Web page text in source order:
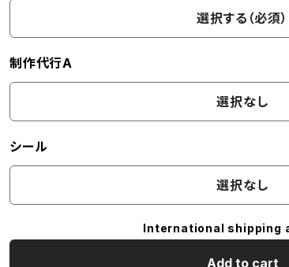
選択する（必須）
制作代行A
選択なし
シール
選択なし
International shipping
Add to cart